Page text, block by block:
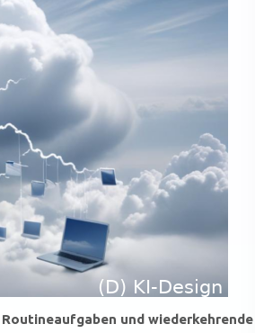
und wiederkehrende